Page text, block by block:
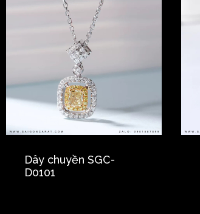
Dây chuyền SGC-
D0101